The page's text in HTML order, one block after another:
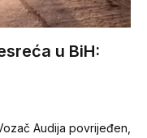
u BiH:
Audija povrijeđen,